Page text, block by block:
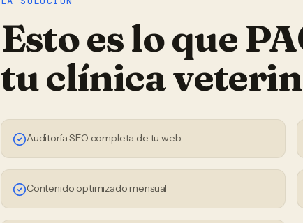
Esto es lo que
tuclínica
Auditoría SEO completa de tu web
Contenido optimizado mensual